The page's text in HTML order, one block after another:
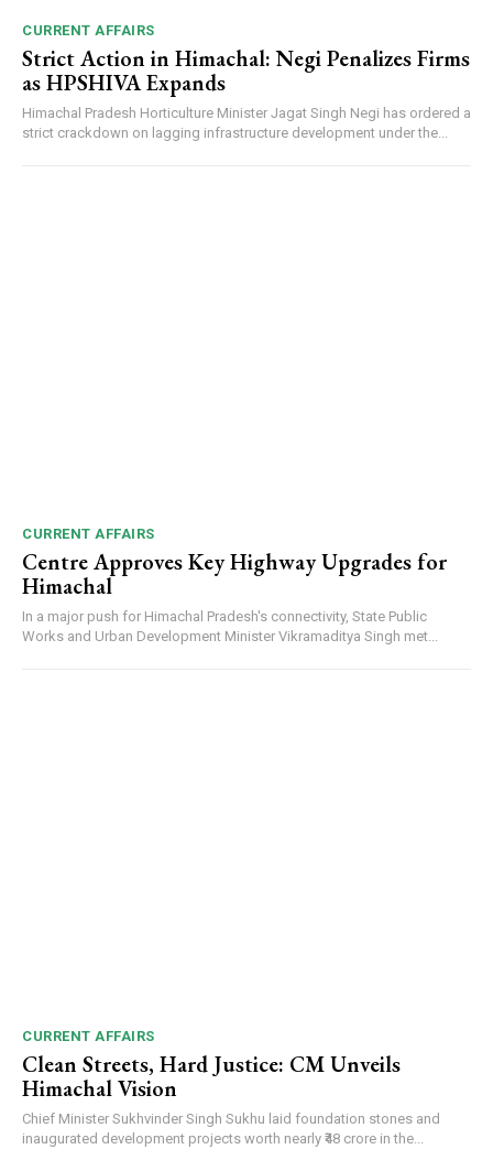
CURRENT AFFAIRS
Strict Action in Himachal: Negi Penalizes Firms
as HPSHIVA Expands
Himachal Pradesh Horticulture Minister Jagat Singh Negi has ordered a
strict crackdown on lagging infrastructure development under the...
CURRENT AFFAIRS
Centre Approves Key Highway Upgrades for
Himachal
In a major push for Himachal Pradesh's connectivity, State Public
Works and Urban Development Minister Vikramaditya Singh met...
CURRENT AFFAIRS
Clean Streets, Hard Justice: CM Unveils
Himachal Vision
Chief Minister Sukhvinder Singh Sukhu laid foundation stones and
inaugurated development projects worth nearly ₹48 crore in the...